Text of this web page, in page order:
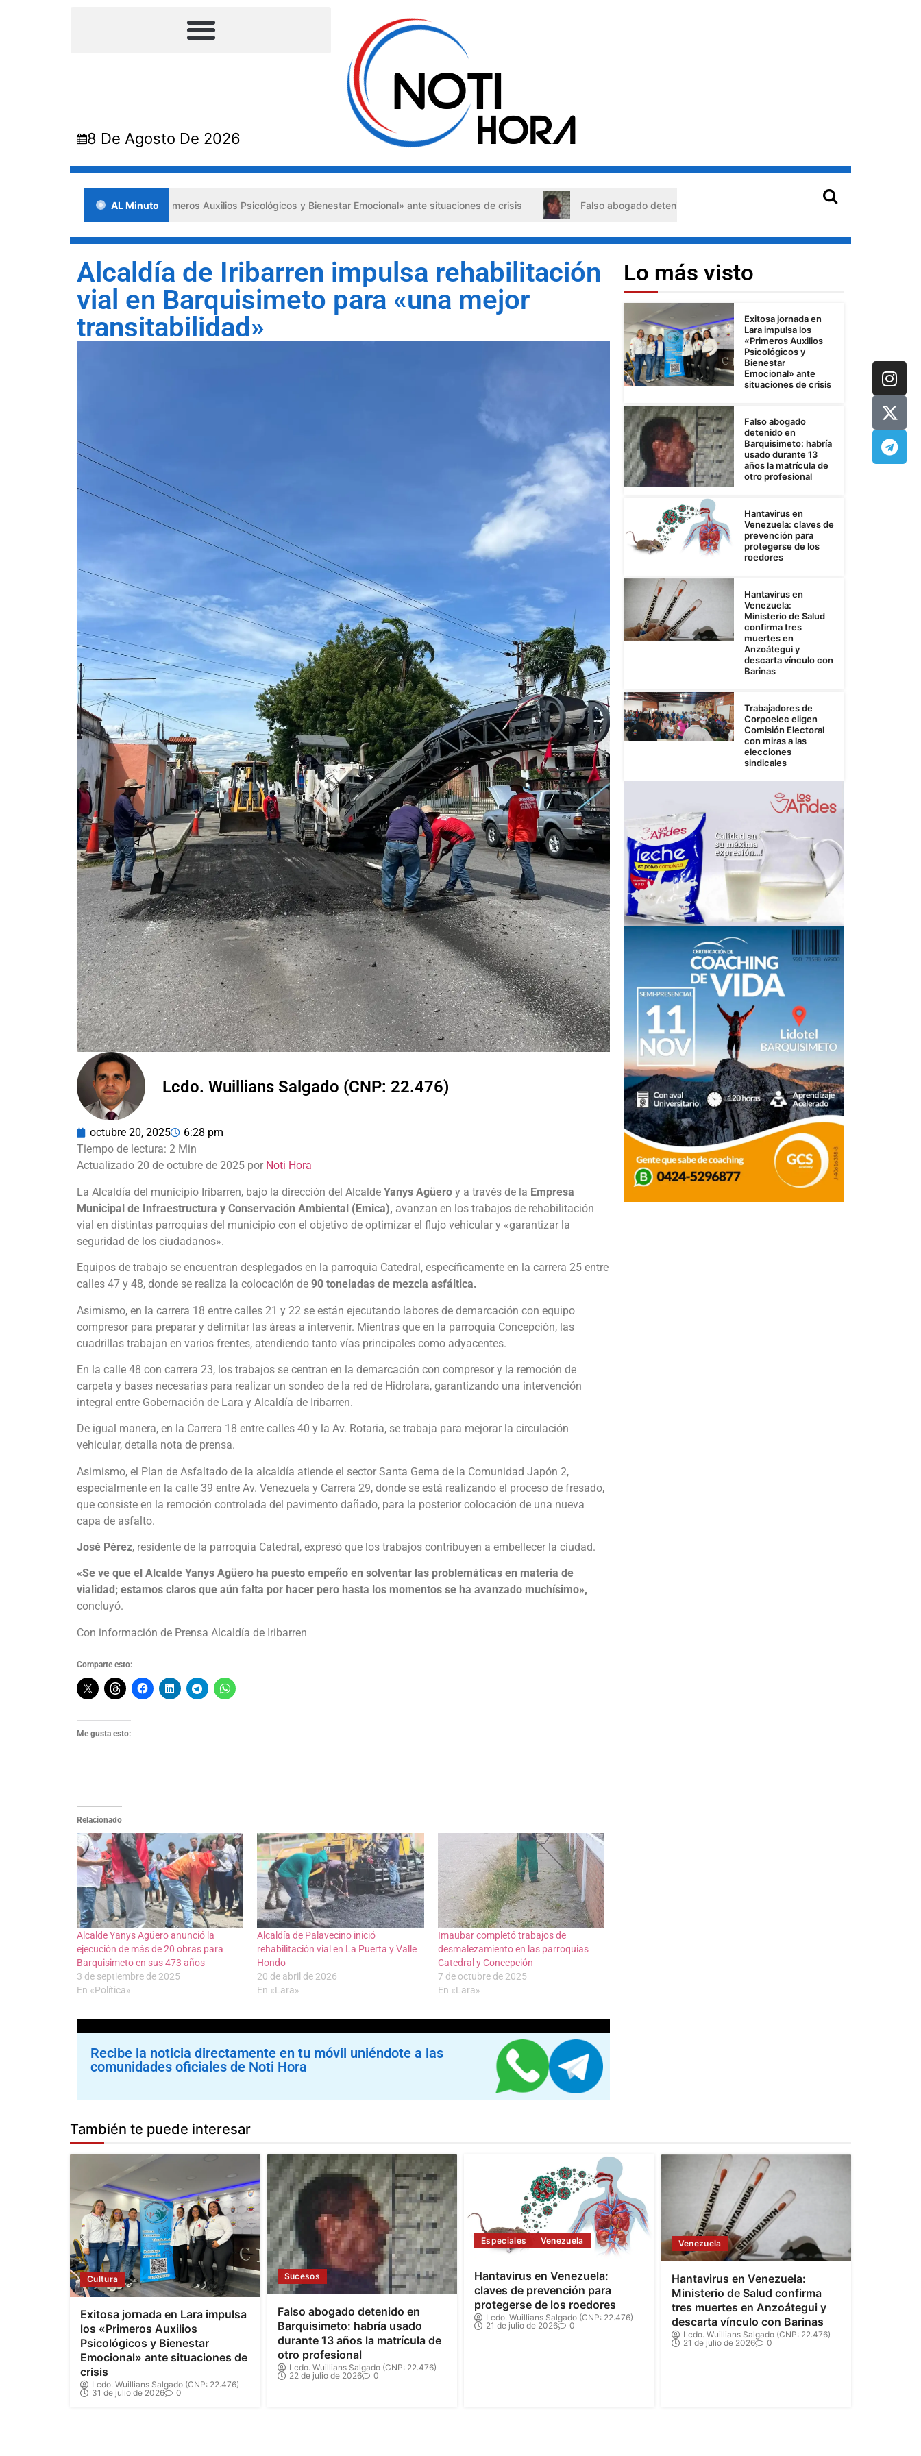
8 De Agosto De 2026
AL Minuto
Lara impulsa los «Primeros Auxilios Psicológicos y Bienestar Emocional» ante situaciones de crisis Falso abogado detenido en Barquisimeto: habría usado durante 13 años la matrícula de
Alcaldía de Iribarren impulsa rehabilitación
vial en Barquisimeto para «una mejor
transitabilidad»
Lcdo. Wuillians Salgado (CNP: 22.476)
octubre 20, 2025 6:28 pm
Actualizado 20 de octubre de 2025 por Noti Hora
La Alcaldía del municipio Iribarren, bajo la dirección del Alcalde Yanys Agüero y a través de la Empresa
Municipal de Infraestructura y Conservación Ambiental (Emica), avanzan en los trabajos de rehabilitación
vial en distintas parroquias del municipio con el objetivo de optimizar el flujo vehicular y «garantizar la
seguridad de los ciudadanos».
Equipos de trabajo se encuentran desplegados en la parroquia Catedral, específicamente en la carrera 25 entre
calles 47 y 48, donde se realiza la colocación de 90 toneladas de mezcla asfáltica.
Asimismo, en la carrera 18 entre calles 21 y 22 se están ejecutando labores de demarcación con equipo
compresor para preparar y delimitar las áreas a intervenir. Mientras que en la parroquia Concepción, las
cuadrillas trabajan en varios frentes, atendiendo tanto vías principales como adyacentes.
En la calle 48 con carrera 23, los trabajos se centran en la demarcación con compresor y la remoción de
carpeta y bases necesarias para realizar un sondeo de la red de Hidrolara, garantizando una intervención
integral entre Gobernación de Lara y Alcaldía de Iribarren.
De igual manera, en la Carrera 18 entre calles 40 y la Av. Rotaria, se trabaja para mejorar la circulación
vehicular, detalla nota de prensa.
Asimismo, el Plan de Asfaltado de la alcaldía atiende el sector Santa Gema de la Comunidad Japón 2,
especialmente en la calle 39 entre Av. Venezuela y Carrera 29, donde se está realizando el proceso de fresado,
que consiste en la remoción controlada del pavimento dañado, para la posterior colocación de una nueva
capa de asfalto.
José Pérez, residente de la parroquia Catedral, expresó que los trabajos contribuyen a embellecer la ciudad.
«Se ve que el Alcalde Yanys Agüero ha puesto empeño en solventar las problemáticas en materia de
vialidad; estamos claros que aún falta por hacer pero hasta los momentos se ha avanzado muchísimo»,
concluyó.
Con información de Prensa Alcaldía de Iribarren
Comparte esto:
Me gusta esto:
Relacionado
Alcalde Yanys Agüero anunció la
ejecución de más de 20 obras para
Barquisimeto en sus 473 años
3 de septiembre de 2025
En «Política»
Alcaldía de Palavecino inició
rehabilitación vial en La Puerta y Valle
Hondo
20 de abril de 2026
En «Lara»
Imaubar completó trabajos de
desmalezamiento en las parroquias
Catedral y Concepción
7 de octubre de 2025
En «Lara»
Recibe la noticia directamente en tu móvil uniéndote a las
comunidades oficiales de Noti Hora
Lo más visto
Exitosa jornada en
Lara impulsa los
«Primeros Auxilios
Psicológicos y
Bienestar
Emocional» ante
situaciones de crisis
Falso abogado
detenido en
Barquisimeto: habría
usado durante 13
años la matrícula de
otro profesional
Hantavirus en
Venezuela: claves de
prevención para
protegerse de los
roedores
Hantavirus en
Venezuela:
Ministerio de Salud
confirma tres
muertes en
Anzoátegui y
descarta vínculo con
Barinas
Trabajadores de
Corpoelec eligen
Comisión Electoral
con miras a las
elecciones
sindicales
También te puede interesar
Cultura
Exitosa jornada en Lara impulsa
los «Primeros Auxilios
Psicológicos y Bienestar
Emocional» ante situaciones de
crisis
Lcdo. Wuillians Salgado (CNP: 22.476)
31 de julio de 2026
0
Sucesos
Falso abogado detenido en
Barquisimeto: habría usado
durante 13 años la matrícula de
otro profesional
Lcdo. Wuillians Salgado (CNP: 22.476)
22 de julio de 2026
0
Especiales Venezuela
Hantavirus en Venezuela:
claves de prevención para
protegerse de los roedores
Lcdo. Wuillians Salgado (CNP: 22.476)
21 de julio de 2026
0
Venezuela
Hantavirus en Venezuela:
Ministerio de Salud confirma
tres muertes en Anzoátegui y
descarta vínculo con Barinas
Lcdo. Wuillians Salgado (CNP: 22.476)
21 de julio de 2026
0